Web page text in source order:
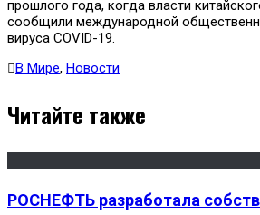
прошлого года, когда власти
сообщили международной
вируса COVID-19.
В Мире, Новости
Читайте также
РОСНЕФТЬ разработала